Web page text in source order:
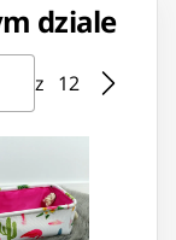
dziale
⁨1⁩ z ⁨12⁩
z ⁨12⁩
do strony